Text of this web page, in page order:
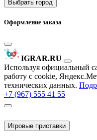
Выбрать город
Оформление заказа
IGRAR.RU
Используя официальный
работу с cookie,
технических данных.
+7 (967) 555 41 55
Игровые приставки